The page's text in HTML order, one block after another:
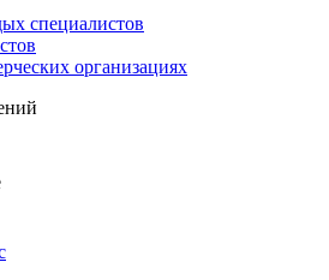
специалистов
организациях